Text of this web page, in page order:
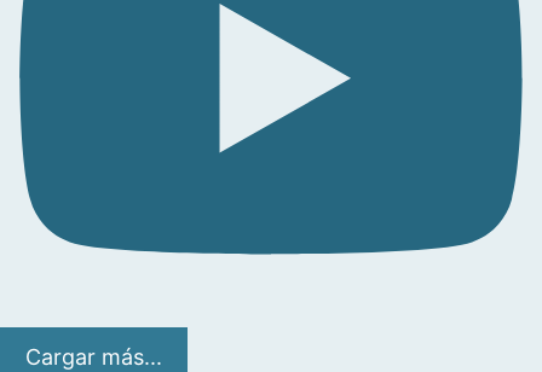
Cargar más...